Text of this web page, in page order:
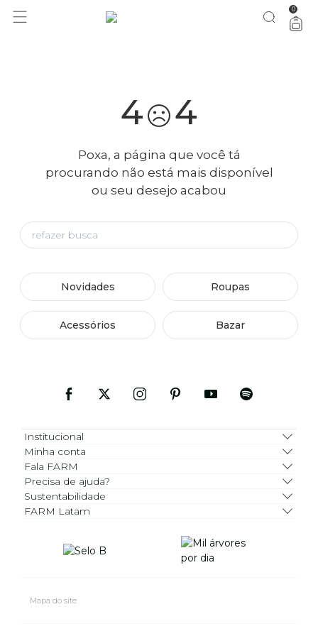
você merece 30% OFF pra comemorar com a gente aproveita! 0
4 4
Poxa, a página que você tá
procurando não está mais disponível
ou seu desejo acabou
Novidades Roupas
Acessórios Bazar
Institucional
Minha conta
Fala FARM
Precisa de ajuda?
Sustentabilidade
FARM Latam
Mapa do site